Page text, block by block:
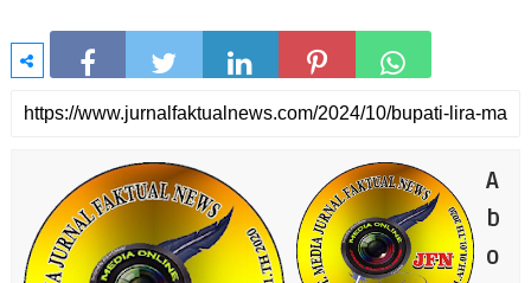
A
b
o